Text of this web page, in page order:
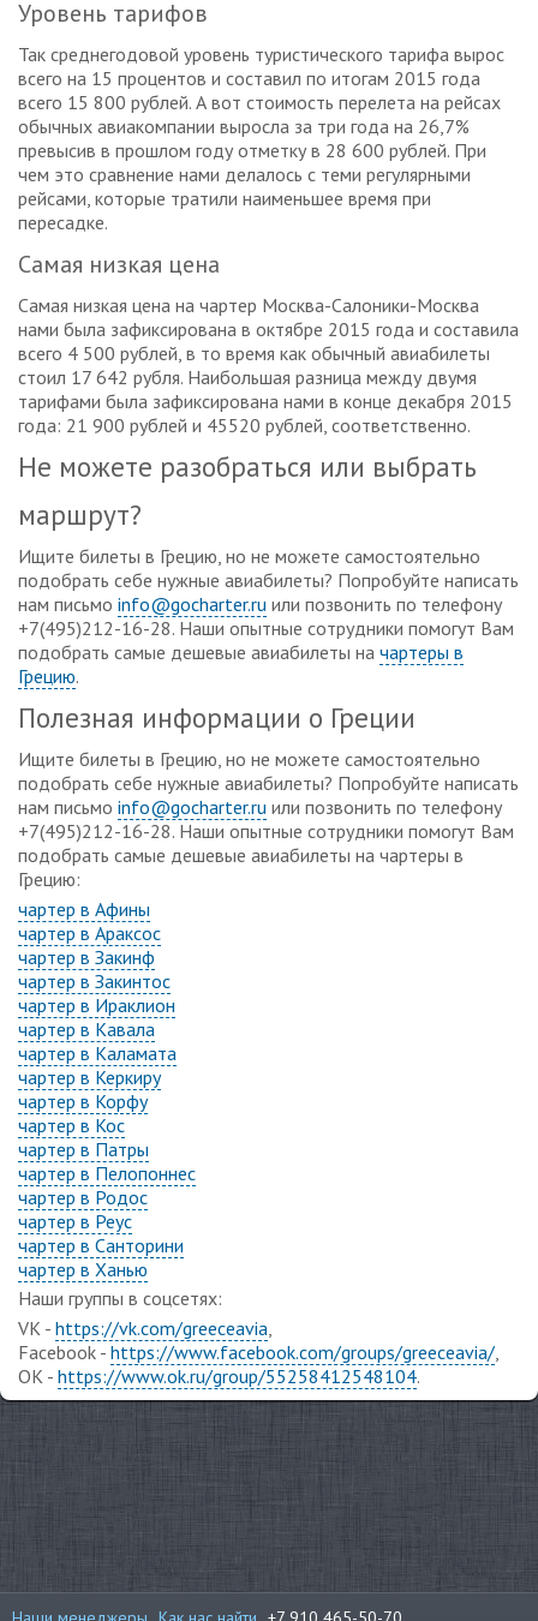
Уровень тарифов
Так среднегодовой уровень туристического тарифа вырос
всего на 15 процентов и составил по итогам 2015 года
всего 15 800 рублей. А вот стоимость перелета на рейсах
обычных авиакомпании выросла за три года на 26,7%
превысив в прошлом году отметку в 28 600 рублей. При
чем это сравнение нами делалось с теми регулярными
рейсами, которые тратили наименьшее время при
пересадке.
Самая низкая цена
Самая низкая цена на чартер Москва-Салоники-Москва
нами была зафиксирована в октябре 2015 года и составила
всего 4 500 рублей, в то время как обычный авиабилеты
стоил 17 642 рубля. Наибольшая разница между двумя
тарифами была зафиксирована нами в конце декабря 2015
года: 21 900 рублей и 45520 рублей, соответственно.
Не можете разобраться или выбрать
маршрут?
Ищите билеты в Грецию, но не можете самостоятельно
подобрать себе нужные авиабилеты? Попробуйте написать
нам письмо info@gocharter.ru или позвонить по телефону
+7(495)212-16-28. Наши опытные сотрудники помогут Вам
подобрать самые дешевые авиабилеты на чартеры в
Грецию.
Полезная информации о Греции
Ищите билеты в Грецию, но не можете самостоятельно
подобрать себе нужные авиабилеты? Попробуйте написать
нам письмо info@gocharter.ru или позвонить по телефону
+7(495)212-16-28. Наши опытные сотрудники помогут Вам
подобрать самые дешевые авиабилеты на чартеры в
Грецию:
чартер в Афины
чартер в Араксос
чартер в Закинф
чартер в Закинтос
чартер в Ираклион
чартер в Кавала
чартер в Каламата
чартер в Керкиру
чартер в Корфу
чартер в Кос
чартер в Патры
чартер в Пелопоннес
чартер в Родос
чартер в Реус
чартер в Санторини
чартер в Ханью
Наши группы в соцсетях:
VK - https://vk.com/greeceavia
Facebook - https://www.facebook.com/groups/greeceavia/
OK - https://www.ok.ru/group/55258412548104.